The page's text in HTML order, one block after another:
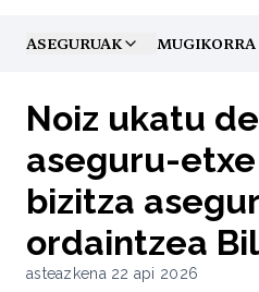
ASEGURUAK
TOGGLE MENU MUGIKORRA
Noiz ukatu
aseguru-
bizitza
ordaintzea
asteazkena 22 api 2026